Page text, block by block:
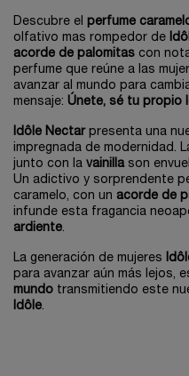
Descubre el perfume
olfativo mas rompedor de
acorde de palomitas con
perfume que reúne a las
avanzar al mundo para
mensaje: Únete, sé tu propio
Idôle Nectar presenta una
impregnada de modernidad.
junto con la vainillason
Un adictivo y sorprendente
caramelo, con un acorde de
infunde esta fragancia
ardiente.
La generación de mujeres
para avanzar aún más lejos,
mundo transmitiendo este
Idôle.